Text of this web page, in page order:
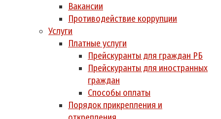
Вакансии
Противодействие коррупции
Услуги
Платные услуги
Прейскуранты для граждан РБ
Прейскуранты для иностранных
граждан
Способы оплаты
Порядок прикрепления и